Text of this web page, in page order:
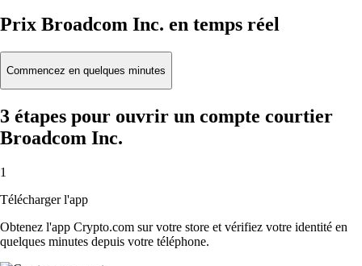
Prix Broadcom Inc. en temps réel
Commencez en quelques minutes
3 étapes pour ouvrir un compte courtier
Broadcom Inc.
1
Télécharger l'app
Obtenez l'app Crypto.com sur votre store et vérifiez votre identité en
quelques minutes depuis votre téléphone.